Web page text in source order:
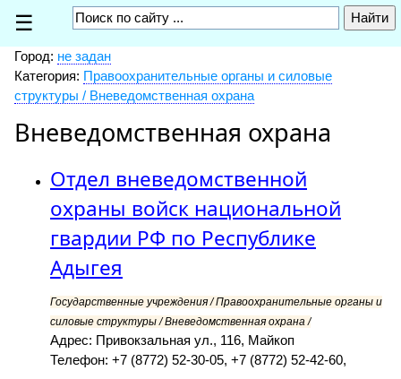
☰
Город: не задан
Категория: Правоохранительные органы и силовые
структуры / Вневедомственная охрана
Вневедомственная охрана
Отдел вневедомственной
охраны войск национальной
гвардии РФ по Республике
Адыгея
Государственные учреждения / Правоохранительные органы и
силовые структуры / Вневедомственная охрана /
Адрес: Привокзальная ул., 116, Майкоп
Телефон: +7 (8772) 52-30-05, +7 (8772) 52-42-60,